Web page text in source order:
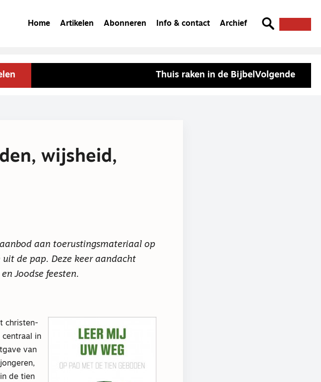
Home Artikelen Abonneren Info & contact Archief
Thuis raken in de BijbelVolgende
wijsheid,
aan toerustingsmateriaal op
de pap. Deze keer aandacht
Joodse feesten.
christen-
centraal in
van
de tien